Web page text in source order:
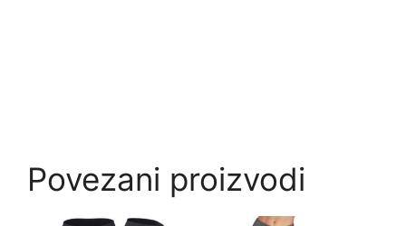
Povezani proizvodi